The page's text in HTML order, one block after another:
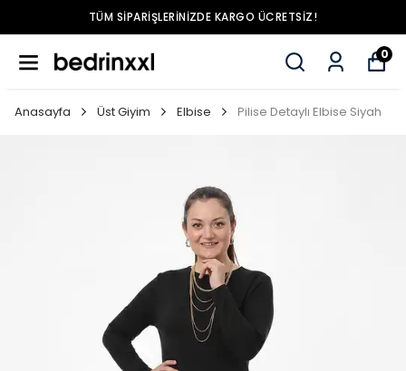
TÜM SIPARIŞLERINIZDE KARGO ÜCRETSIZ!
0
Anasayfa Üst Giyim Elbise Pilise Detaylı Elbise Siyah